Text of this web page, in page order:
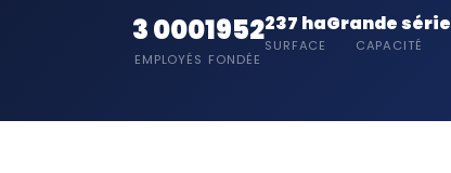
3 000
EMPLOYÉS
1952
FONDÉE
237 ha
SURFACE
Grande série
CAPACITÉ